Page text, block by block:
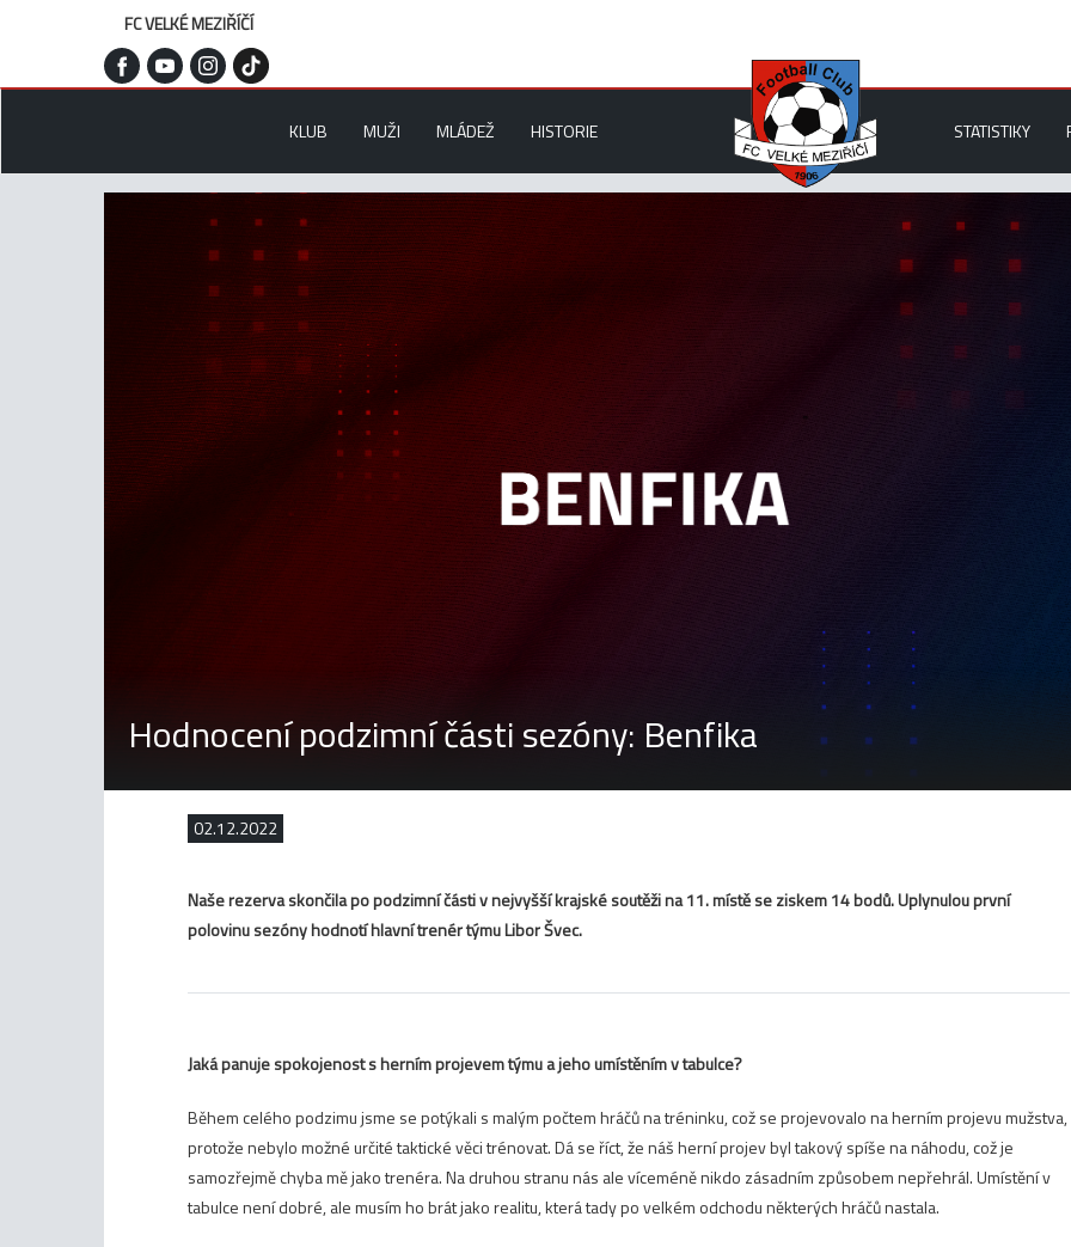
FC VELKÉ MEZIŘÍČÍ
KLUB MUŽI MLÁDEŽ HISTORIE STATISTIKY
Hodnocení podzimní části sezóny: Benfika
02.12.2022
Naše rezerva skončila po podzimní části v nejvyšší krajské soutěži na 11. místě se ziskem 14 bodů. Uplynulou první
polovinu sezóny hodnotí hlavní trenér týmu Libor Švec.
Jaká panuje spokojenost s herním projevem týmu a jeho umístěním v tabulce?
Během celého podzimu jsme se potýkali s malým počtem hráčů na tréninku, což se projevovalo na herním projevu mužstva,
protože nebylo možné určité taktické věci trénovat. Dá se říct, že náš herní projev byl takový spíše na náhodu, což je
samozřejmě chyba mě jako trenéra. Na druhou stranu nás ale víceméně nikdo zásadním způsobem nepřehrál. Umístění v
tabulce není dobré, ale musím ho brát jako realitu, která tady po velkém odchodu některých hráčů nastala.